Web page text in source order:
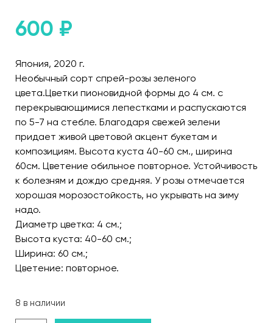
600 ₽
Япония, 2020 г.
Необычный сорт спрей-розы зеленого
цвета.Цветки пионовидной формы до 4 см. с
перекрывающимися лепестками и распускаются
по 5-7 на стебле. Благодаря свежей зелени
придает живой цветовой акцент букетам и
композициям. Высота куста 40-60 см., ширина
60см. Цветение обильное повторное. Устойчивость
к болезням и дождю средняя. У розы отмечается
хорошая морозостойкость, но укрывать на зиму
надо.
Диаметр цветка: 4 см.;
Высота куста: 40-60 см.;
Ширина: 60 см.;
Цветение: повторное.
8 в наличии